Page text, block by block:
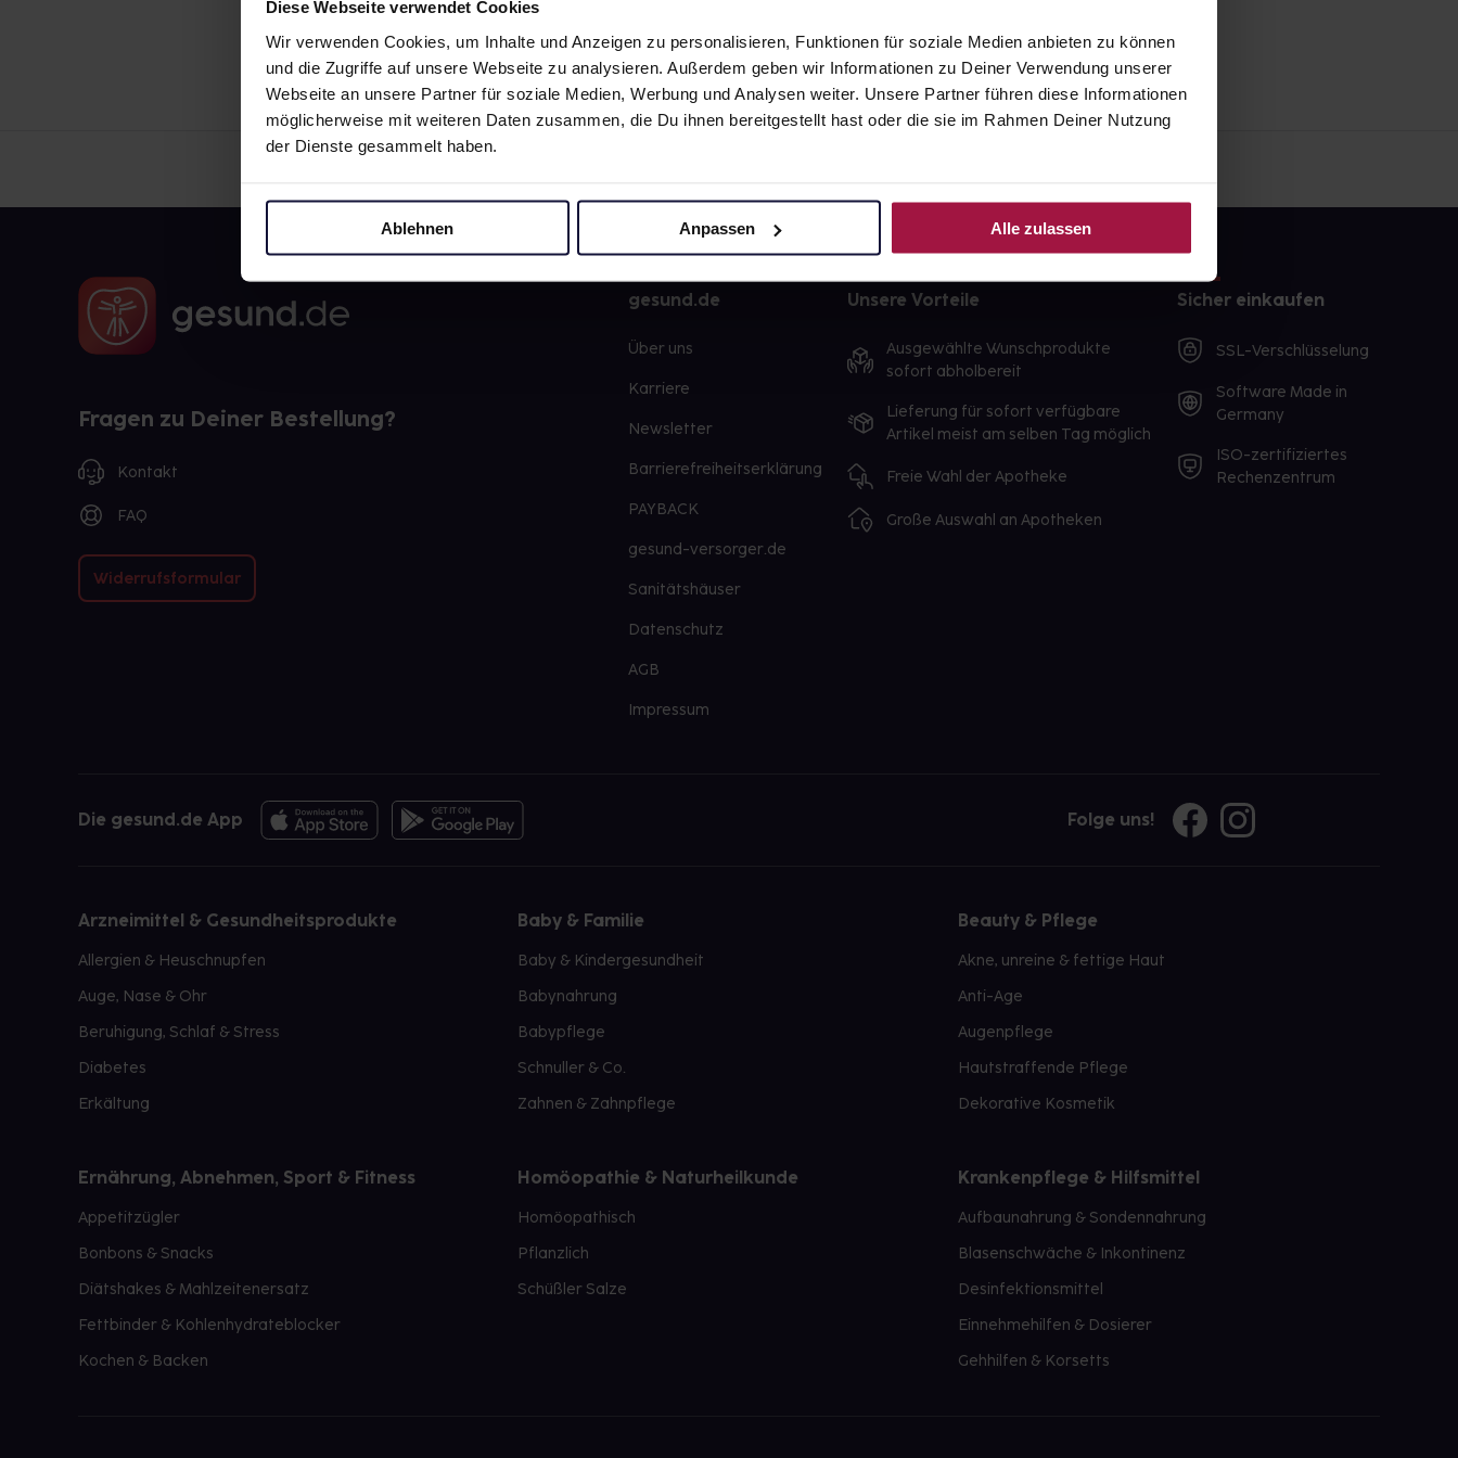
Diese Webseite verwendet Cookies
Wir verwenden Cookies, um Inhalte und Anzeigen zu personalisieren, Funktionen für soziale Medien anbieten zu können
und die Zugriffe auf unsere Webseite zu analysieren. Außerdem geben wir Informationen zu Deiner Verwendung unserer
Webseite an unsere Partner für soziale Medien, Werbung und Analysen weiter. Unsere Partner führen diese Informationen
möglicherweise mit weiteren Daten zusammen, die Du ihnen bereitgestellt hast oder die sie im Rahmen Deiner Nutzung
der Dienste gesammelt haben.
Ablehnen Anpassen Alle zulassen
Fragen zu Deiner Bestellung?
Kontakt
FAQ
Widerrufsformular
gesund.de
Über uns
Karriere
Newsletter
Barrierefreiheitserklärung
PAYBACK
gesund-versorger.de
Sanitätshäuser
Datenschutz
AGB
Impressum
Unsere Vorteile
Ausgewählte Wunschprodukte
sofort abholbereit
Lieferung für sofort verfügbare
Artikel meist am selben Tag möglich
Freie Wahl der Apotheke
Große Auswahl an Apotheken
Sicher einkaufen
SSL-Verschlüsselung
Software Made in
Germany
ISO-zertifiziertes
Rechenzentrum
Die gesund.de App Folge uns!
Arzneimittel & Gesundheitsprodukte
Allergien & Heuschnupfen
Auge, Nase & Ohr
Beruhigung, Schlaf & Stress
Diabetes
Erkältung
Baby & Familie
Baby & Kindergesundheit
Babynahrung
Babypflege
Schnuller & Co.
Zahnen & Zahnpflege
Beauty & Pflege
Akne, unreine & fettige Haut
Anti-Age
Augenpflege
Hautstraffende Pflege
Dekorative Kosmetik
Ernährung, Abnehmen, Sport & Fitness
Appetitzügler
Bonbons & Snacks
Diätshakes & Mahlzeitenersatz
Fettbinder & Kohlenhydrateblocker
Kochen & Backen
Homöopathie & Naturheilkunde
Homöopathisch
Pflanzlich
Schüßler Salze
Krankenpflege & Hilfsmittel
Aufbaunahrung & Sondennahrung
Blasenschwäche & Inkontinenz
Desinfektionsmittel
Einnehmehilfen & Dosierer
Gehhilfen & Korsetts